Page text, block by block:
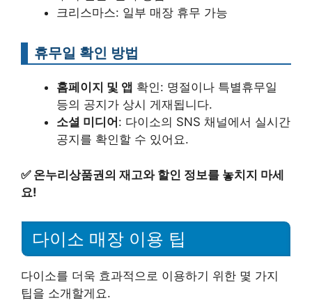
크리스마스: 일부 매장 휴무 가능
휴무일 확인 방법
홈페이지 및 앱 확인: 명절이나 특별휴무일
등의 공지가 상시 게재됩니다.
소셜 미디어 : 다이소의 SNS 채널에서 실시간
공지를 확인할 수 있어요.
✅ 온누리상품권의 재고와 할인 정보를 놓치지 마세
요!
다이소 매장 이용 팁
다이소를 더욱 효과적으로 이용하기 위한 몇 가지
팁을 소개할게요.